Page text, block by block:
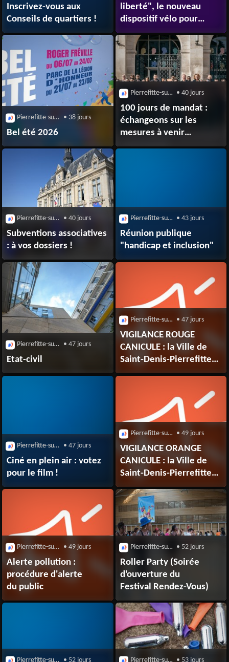
Inscrivez-vous aux
Conseils de quartiers !
liberté", le nouveau
dispositif vélo pour
les ados
Pierrefitte-sur-Seine (93380) • 38 jours
Bel été 2026
Pierrefitte-sur-Seine (93380) • 40 jours
100 jours de mandat :
échangeons sur les
mesures à venir
cette année
Pierrefitte-sur-Seine (93380) • 40 jours
Subventions associatives
: à vos dossiers !
Pierrefitte-sur-Seine (93380) • 43 jours
Réunion publique
"handicap et inclusion"
Pierrefitte-sur-Seine (93380) • 47 jours
Etat-civil
Pierrefitte-sur-Seine (93380) • 47 jours
VIGILANCE ROUGE
CANICULE : la Ville de
Saint-Denis-Pierrefitte
pleinement mobilisée
Pierrefitte-sur-Seine (93380) • 47 jours
Ciné en plein air : votez
pour le film !
Pierrefitte-sur-Seine (93380) • 49 jours
VIGILANCE ORANGE
CANICULE : la Ville de
Saint-Denis-Pierrefitte
pleinement mobilisée
Pierrefitte-sur-Seine (93380) • 49 jours
Alerte pollution :
procédure d'alerte
du public
Pierrefitte-sur-Seine (93380) • 52 jours
Roller Party (Soirée
d'ouverture du
Festival Rendez-Vous)
Pierrefitte-sur-Seine (93380) • 52 jours Pierrefitte-sur-Seine (93380) • 53 jours